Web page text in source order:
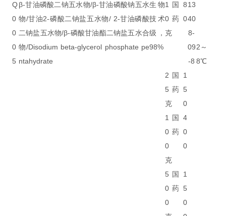
Q
0
0
0
5
β-甘油磷酸二钠五水物/β-甘油磷酸钠五水
物/甘油2-磷酸二钠盐五水物/ 2-甘油磷酸
二钠盐五水物/β-磷酸甘油酯二钠盐五水合
物/Disodium beta-glycerol phosphate pe
ntahydrate
生物
技术
级，
98%
1
0
克
国
药
8
0
13
40
8-
09
-8
2～
8℃
2
5
克
国
药
1
5
0
1
0
0
克
国
药
4
0
0
5
0
0
国
药
1
5
0